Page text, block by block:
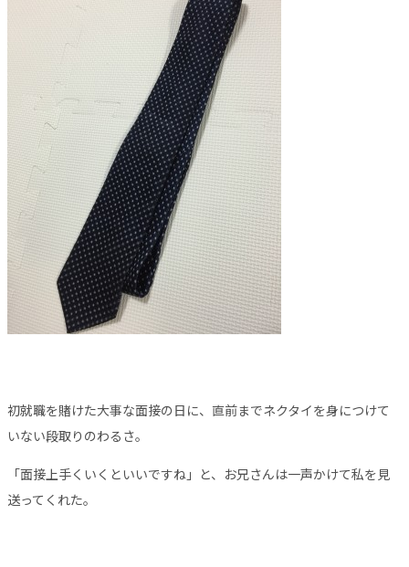
初就職を賭けた大事な面接の日に、直前までネクタイを身につけて
いない段取りのわるさ。
「面接上手くいくといいですね」と、お兄さんは一声かけて私を見
送ってくれた。